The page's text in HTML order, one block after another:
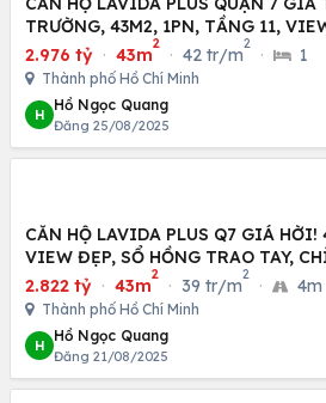
TRƯỜNG, 43M2, 1PN, TẦNG 11,
TRAO
2.976 tỷ · 43m
2
· 42 tr/m
2
· 1
Thành phố Hồ Chí Minh
H
Hồ Ngọc Quang
Đăng 25/08/2025
CĂN HỘ LAVIDA PLUS Q7 GIÁ HỜI!
VIEW ĐẸP, SỔ HỒNG TRAO TAY,
2.822 tỷ · 43m
2
· 39 tr/m
2
· 4m
Thành phố Hồ Chí Minh
H
Hồ Ngọc Quang
Đăng 21/08/2025